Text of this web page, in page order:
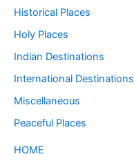
Historical Places
Holy Places
Indian Destinations
International Destinations
Miscellaneous
Peaceful Places
HOME